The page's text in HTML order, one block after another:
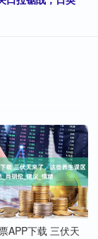
APP下载 三伏天